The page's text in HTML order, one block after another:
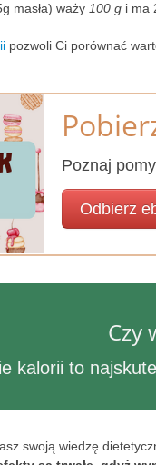
masła) waży 100 g i ma
pozwoli Ci porównać
Poznaj
Odbierz
Czy
kalorii to
swoją wiedzę